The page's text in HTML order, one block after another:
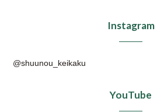
Instagram
@shuunou_keikaku
YouTube